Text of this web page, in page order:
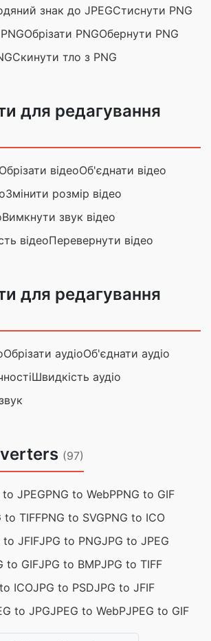
знак до JPEGСтиснути PNG
Обрізати PNGОбернути PNG
Скинути тло з PNG
для редагування
Обрізати відеоОб'єднати відео
Змінити розмір відео
Вимкнути звук відео
відеоПеревернути відео
для редагування
Обрізати аудіоОб'єднати аудіо
Швидкість аудіо
(97)
to JPEGPNG to WebPPNG to GIF
to TIFFPNG to SVGPNG to ICO
to JFIFJPG to PNGJPG to JPEG
to GIFJPG to BMPJPG to TIFF
ICOJPG to PSDJPG to JFIF
to JPGJPEG to WebPJPEG to GIF